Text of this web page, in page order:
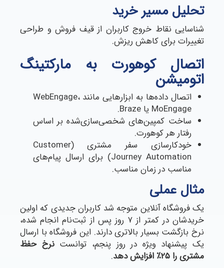
تحلیل مسیر خرید
شناسایی نقاط خروج کاربران از قیف فروش و طراحی
تغییرات برای کاهش ریزش.
اتصال کوهورت به مارکتینگ
اتومیشن
اتصال داده‌ها به ابزارهایی مانند WebEngage،
MoEngage یا Braze.
ساخت کمپین‌های شخصی‌سازی‌شده بر اساس
رفتار هر کوهورت.
خودکارسازی سفر مشتری (Customer
Journey Automation) برای ارسال پیام‌های
مناسب در زمان مناسب.
مثال عملی
یک فروشگاه آنلاین متوجه شد کاربران جدیدی که اولین
خریدشان در کمتر از ۷ روز پس از ثبت‌نام انجام شده،
نرخ بازگشت بسیار بالاتری دارند. این فروشگاه با ارسال
یک پیشنهاد ویژه در روز پنجم، توانستنرخ حفظ
مشتری را ۲۵٪ افزایش دهد.